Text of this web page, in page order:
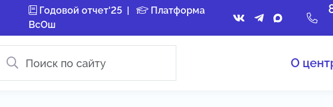
Годовой отчет'25|
Платформа
ВсОш
О